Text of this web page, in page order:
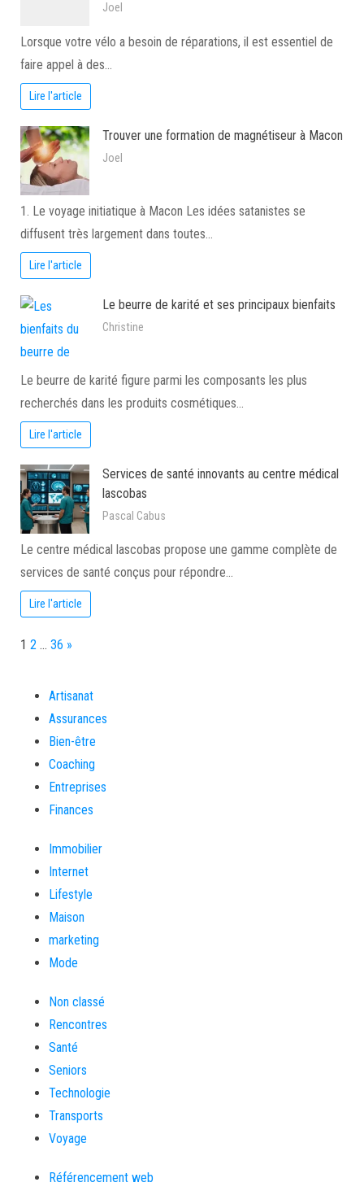
Joel
Lorsque votre vélo a besoin de réparations, il est essentiel de
faire appel à des…
Lire l'article
Trouver une formation de magnétiseur à Macon
Joel
1. Le voyage initiatique à Macon Les idées satanistes se
diffusent très largement dans toutes…
Lire l'article
Le beurre de karité et ses principaux bienfaits
Christine
Le beurre de karité figure parmi les composants les plus
recherchés dans les produits cosmétiques…
Lire l'article
Services de santé innovants au centre médical
lascobas
Pascal Cabus
Le centre médical lascobas propose une gamme complète de
services de santé conçus pour répondre…
Lire l'article
Page:
1 2 … 36 Next
»
Artisanat
Assurances
Bien-être
Coaching
Entreprises
Finances
Immobilier
Internet
Lifestyle
Maison
marketing
Mode
Non classé
Rencontres
Santé
Seniors
Technologie
Transports
Voyage
Référencement web